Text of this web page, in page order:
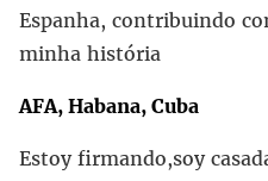
Espanha, contribuindo
minha história
AFA, Habana, Cuba
Estoy firmando,soy